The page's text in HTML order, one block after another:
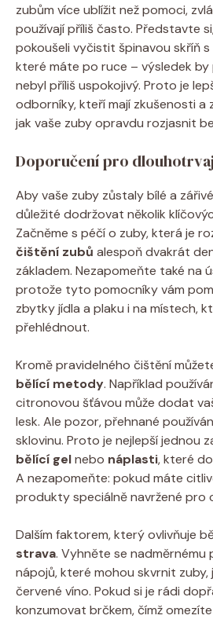
zubům více ublížit než pomoci,
používají příliš často. Představte
pokoušeli vyčistit špinavou skříň s
které máte po ruce – výsledek
nebyl příliš uspokojivý. Proto je
odborníky, kteří mají zkušenosti a
jak vaše zuby opravdu rozjasnit
Doporučení pro
Aby vaše zuby zůstaly bílé a
důležité dodržovat několik
Začněme s péčí o zuby, která je
čištění zubů alespoň dvakrát
základem. Nezapomeňte také na
protože tyto pomocníky vám
zbytky jídla a plaku i na místech,
přehlédnout.
Kromě pravidelného čištění
bělící metody. Například
citronovou šťávou může dodat
lesk. Ale pozor, přehnané
sklovinu. Proto je nejlepší jednou
bělící gelnebo náplasti, které
A nezapomeňte: pokud máte
produkty speciálně navržené pro
Dalším faktorem, který ovlivňuje
strava. Vyhněte se nadměrnému
nápojů, které mohou skvrnit zuby,
červené víno. Pokud si je rádi
konzumovat brčkem, čímž